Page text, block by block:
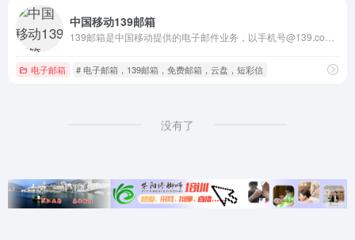
中国移动139邮箱
电子邮箱 # 电子邮箱，139邮箱，免费邮箱，云盘，短彩信
没有了